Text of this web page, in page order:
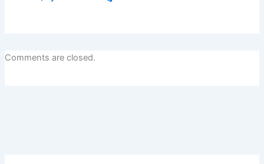
Comments are closed.